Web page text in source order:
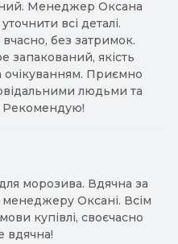
Менеджер Оксана
всі деталі.
без затримок.
запакований, якість
очікуванням. Приємно
людьми та
Рекомендую!
морозива. Вдячна за
Оксані. Всім
купівлі, своєчасно
вдячна!